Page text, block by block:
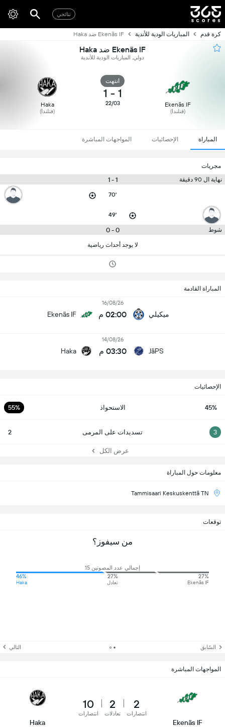
نتائجي
كرة قدم المباريات الودية للأندية Ekenäs IF ضد Haka
Ekenäs IF ضد Haka
دولي, المباريات الودية للأندية
Ekenäs IF
(فنلندا)
انتهت
1
-
1
22/03
Haka
(فنلندا)
المباراة الإحصائيات المواجهات المباشرة
مجريات
نهاية ال 90 دقيقة
1 - 1
70'
49'
شوط 0 - 0
لا يوجد أحداث رياضية
المباراة القادمة
ميكيلي
16/08/26
02:00 م Ekenäs IF
JäPS
14/08/26
03:30 م Haka
الإحصائيات
45% الاستحواذ 55%
3 تسديدات على المرمى 2
عرض الكل
معلومات حول المباراة
Tammisaari Keskuskenttä TN
توقعات
من سيفوز؟
إجمالي عدد المصوتين 15
27%
Ekenäs IF
27%
تعادل
46%
Haka
السّابق التالي
المواجهات المباشرة
Ekenäs IF
2
انتصارات
2
تعادلات
10
انتصارات
Haka